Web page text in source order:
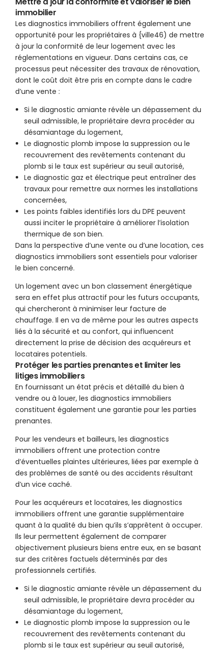
immobilier
Les diagnostics immobiliers offrent également une
opportunité pour les propriétaires à {ville46) de mettre
à jour la conformité de leur logement avec les
réglementations en vigueur. Dans certains cas, ce
processus peut nécessiter des travaux de rénovation,
dont le coût doit être pris en compte dans le cadre
d’une vente :
Si le diagnostic amiante révèle un dépassement du
seuil admissible, le propriétaire devra procéder au
désamiantage du logement,
Le diagnostic plomb impose la suppression ou le
recouvrement des revêtements contenant du
plomb si le taux est supérieur au seuil autorisé,
Le diagnostic gaz et électrique peut entraîner des
travaux pour remettre aux normes les installations
concernées,
Les points faibles identifiés lors du DPE peuvent
aussi inciter le propriétaire à améliorer l’isolation
thermique de son bien.
Dans la perspective d’une vente ou d’une location, ces
diagnostics immobiliers sont essentiels pour valoriser
le bien concerné.
Un logement avec un bon classement énergétique
sera en effet plus attractif pour les futurs occupants,
qui chercheront à minimiser leur facture de
chauffage. Il en va de même pour les autres aspects
liés à la sécurité et au confort, qui influencent
directement la prise de décision des acquéreurs et
locataires potentiels.
Protéger les parties prenantes et limiter les
litiges immobiliers
En fournissant un état précis et détaillé du bien à
vendre ou à louer, les diagnostics immobiliers
constituent également une garantie pour les parties
prenantes.
Pour les vendeurs et bailleurs, les diagnostics
immobiliers offrent une protection contre
d’éventuelles plaintes ultérieures, liées par exemple à
des problèmes de santé ou des accidents résultant
d’un vice caché.
Pour les acquéreurs et locataires, les diagnostics
immobiliers offrent une garantie supplémentaire
quant à la qualité du bien qu’ils s’apprêtent à occuper.
Ils leur permettent également de comparer
objectivement plusieurs biens entre eux, en se basant
sur des critères factuels déterminés par des
professionnels certifiés.
Si le diagnostic amiante révèle un dépassement du
seuil admissible, le propriétaire devra procéder au
désamiantage du logement,
Le diagnostic plomb impose la suppression ou le
recouvrement des revêtements contenant du
plomb si le taux est supérieur au seuil autorisé,